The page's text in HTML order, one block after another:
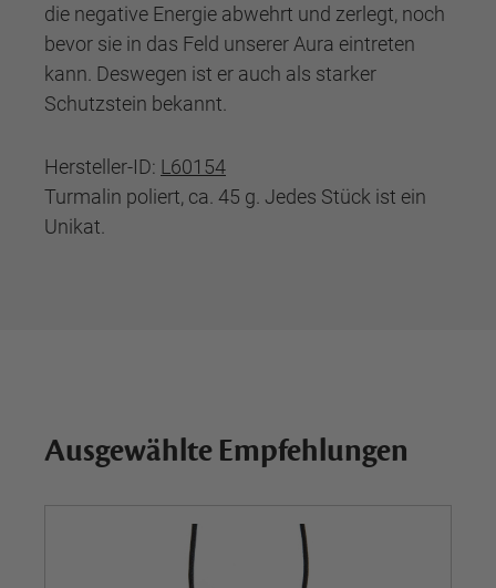
die negative Energie abwehrt und zerlegt, noch
bevor sie in das Feld unserer Aura eintreten
kann. Deswegen ist er auch als starker
Schutzstein bekannt.
Hersteller-ID: L60154
Turmalin poliert, ca. 45 g. Jedes Stück ist ein
Unikat.
Ausgewählte Empfehlungen